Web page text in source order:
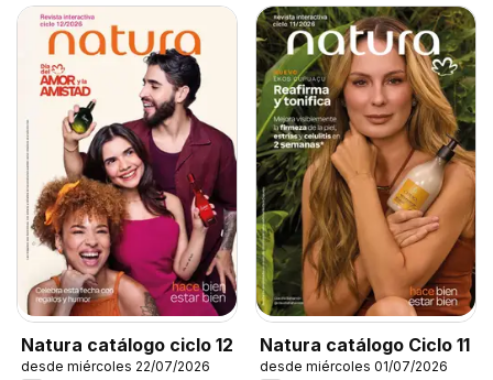
Natura catálogo ciclo 12
desde miércoles 22/07/2026
Natura catálogo Ciclo 11
desde miércoles 01/07/2026